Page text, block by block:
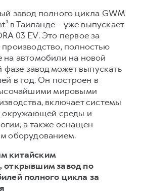
завод полного цикла GWM
в Таиланде – уже выпускает
03 EV. Это первое за
полностью
на автомобили на новой
фазе завод может выпускать
в год. Он построен в
мировыми
включает системы
окружающей среды и
а также оснащен
оборудованием.
китайским
открывшим завод по
полного цикла за